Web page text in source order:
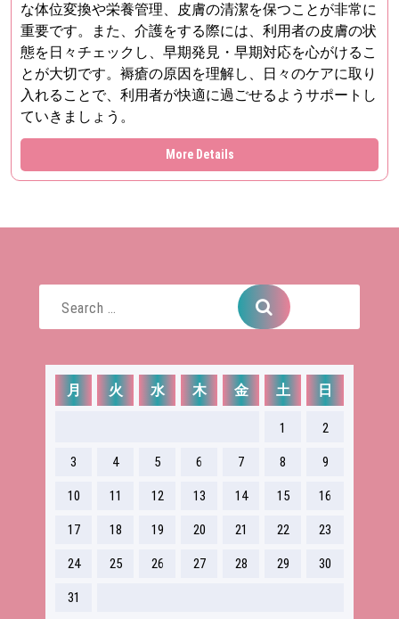
な体位変換や栄養管理、皮膚の清潔を保つことが非常に
重要です。また、介護をする際には、利用者の皮膚の状
態を日々チェックし、早期発見・早期対応を心がけるこ
とが大切です。褥瘡の原因を理解し、日々のケアに取り
入れることで、利用者が快適に過ごせるようサポートし
ていきましょう。
More Details
Search
for:
月 火 水 木 金 土 日
1 2
3 4 5 6 7 8 9
10 11 12 13 14 15 16
17 18 19 20 21 22 23
24 25 26 27 28 29 30
31